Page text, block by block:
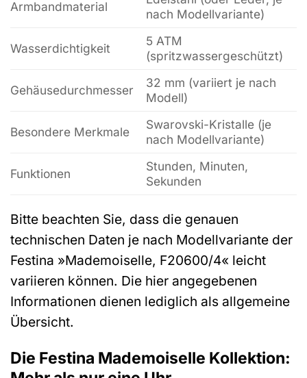
Armbandmaterial
nach Modellvariante)
Wasserdichtigkeit
5 ATM
(spritzwassergeschützt)
Gehäusedurchmesser
32 mm (variiert je nach
Modell)
Besondere Merkmale
Swarovski-Kristalle (je
nach Modellvariante)
Funktionen
Stunden, Minuten,
Sekunden
Bitte beachten Sie, dass die genauen
technischen Daten je nach Modellvariante der
Festina »Mademoiselle, F20600/4« leicht
variieren können. Die hier angegebenen
Informationen dienen lediglich als allgemeine
Übersicht.
Die Festina Mademoiselle Kollektion: